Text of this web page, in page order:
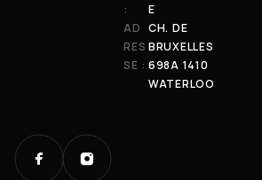
:
E
AD
RES
SE :
CH. DE
BRUXELLES
698A 1410
WATERLOO